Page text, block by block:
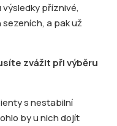
příznivé,
a pak už
zvážit při výběru
s nestabilní
by u nich dojít